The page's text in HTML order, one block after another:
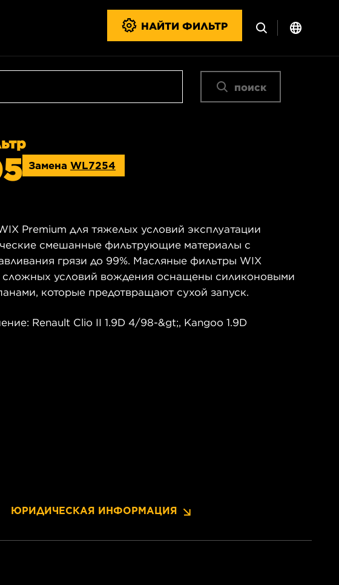
НАЙТИ ФИЛЬТР
поиск
Замена WL7254
Premium для тяжелых условий эксплуатации
смешанные фильтрующие материалы с
грязи до 99%. Масляные фильтры WIX
сложных условий вождения оснащены силиконовыми
которые предотвращают сухой запуск.
Renault Clio II 1.9D 4/98-&gt;, Kangoo 1.9D
ЮРИДИЧЕСКАЯ ИНФОРМАЦИЯ